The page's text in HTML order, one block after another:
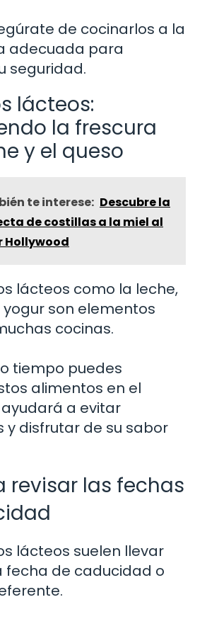
de cocinarlos a la
adecuada para
seguridad.
lácteos:
la frescura
y el queso
te interese: Descubre la
de costillas a la miel al
Hollywood
lácteos como la leche,
yogur son elementos
cocinas.
tiempo puedes
alimentos en el
a evitar
y disfrutar de su sabor
revisar las fechas
lácteos suelen llevar
fecha de caducidad o